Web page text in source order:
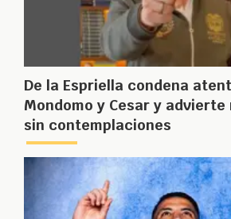
De la Espriella condena
Mondomo y Cesar y
sin contemplaciones